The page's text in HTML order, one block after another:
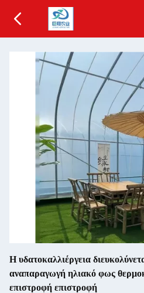
Η υδατοκαλλιέργεια
αναπαραγωγή ηλιακό φως
επιστροφή επιστροφή